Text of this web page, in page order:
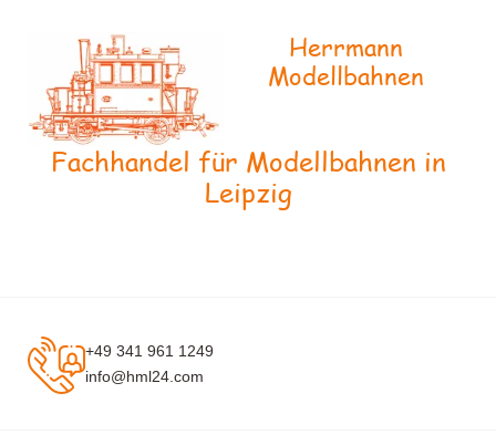
Herrmann
Modellbahnen
Fachhandel für Modellbahnen in
Leipzig
+49 341 961 1249
info@hml24.com